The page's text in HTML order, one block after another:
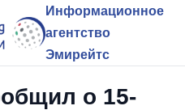
Информационное
агентство
Эмирейтс
о 15-